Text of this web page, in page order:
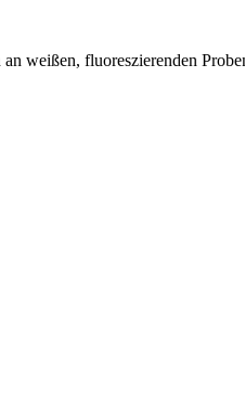
weißen, fluoreszierenden